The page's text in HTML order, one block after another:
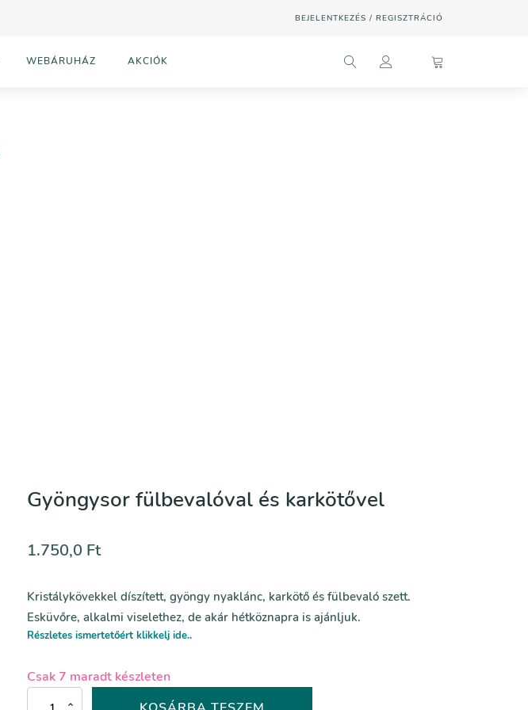
BEJELENTKEZÉS / REGISZTRÁCIÓ
WEBÁRUHÁZ AKCIÓK
Gyöngysor fülbevalóval és karkötővel
1.750,0 Ft
Kristálykövekkel díszített, gyöngy nyaklánc, karkötő és fülbevaló szett.
Esküvőre, alkalmi viselethez, de akár hétköznapra is ajánljuk.
Részletes ismertetőért klikkelj ide..
Csak 7 maradt készleten
Gyöngysor